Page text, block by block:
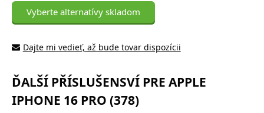
Vyberte alternatívy skladom
Dajte mi vedieť, až bude tovar dispozícii
ĎALŠÍ PŘÍSLUŠENSVÍ PRE APPLE
IPHONE 16 PRO (378)